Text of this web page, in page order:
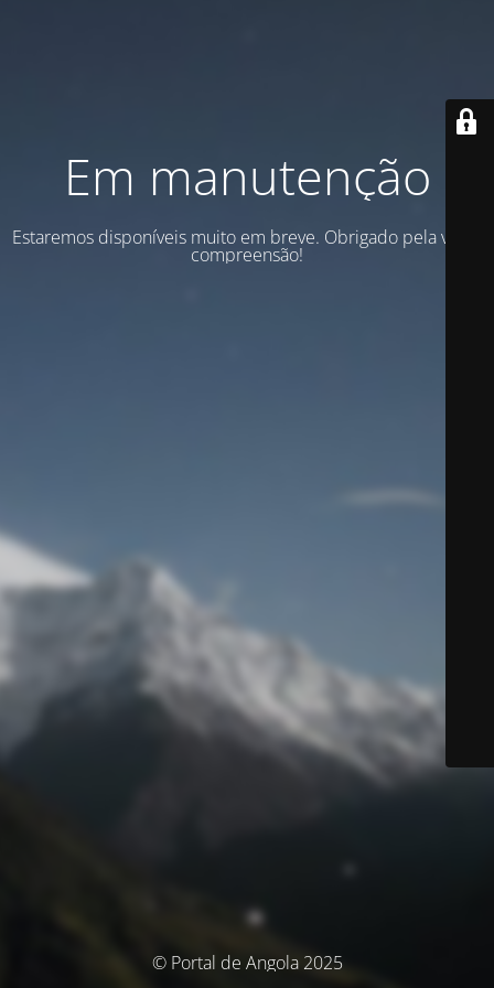
Em manutenção
Estaremos disponíveis muito em breve. Obrigado pela vossa
compreensão!
© Portal de Angola 2025